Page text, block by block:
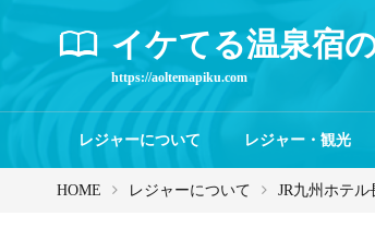
イケてる温泉宿
https://aoltemapiku.com
レジャーについて レジャー・観光
HOME レジャーについて JR九州ホテ